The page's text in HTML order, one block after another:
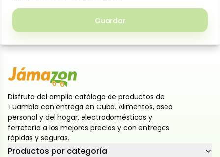
uso. Genera buena espuma, deja un aroma fresco y
es apto tanto para lavado a mano como en
Disfruta del amplio catálogo de productos de
Tuambia con entrega en Cuba. Alimentos, aseo
personal y del hogar, electrodomésticos y
ferretería a los mejores precios y con entregas
rápidas y seguras.
Productos por categoría
Guardar
Guardar